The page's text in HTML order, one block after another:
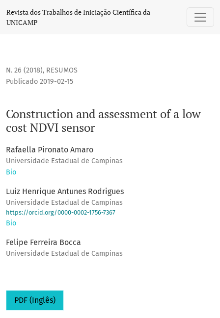
Construction and assessment of a low cost NDVI sensor
Revista dos Trabalhos de Iniciação Científica da
UNICAMP
N. 26 (2018), RESUMOS
Construction and assessment of a low
cost NDVI sensor
Publicado 2019-02-15
Rafaella Pironato Amaro
Universidade Estadual de Campinas
Bio
Luiz Henrique Antunes Rodrigues
Universidade Estadual de Campinas
https://orcid.org/0000-0002-1756-7367
Bio
Felipe Ferreira Bocca
Universidade Estadual de Campinas
PDF (Inglês)